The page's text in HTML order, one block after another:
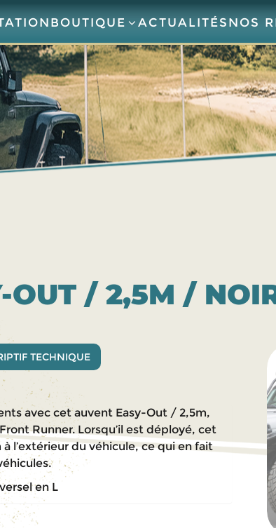
BOUTIQUE ACTUALITÉS NOS
OUT / 2,5M /
TECHNIQUE
avec cet auvent Easy-Out / 2,5m,
Runner. Lorsqu’il est déployé, cet
l’extérieur du véhicule, ce qui en fait
en L